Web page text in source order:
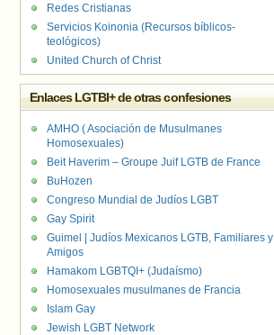
Redes Cristianas
Servicios Koinonia (Recursos bíblicos-
teológicos)
United Church of Christ
Enlaces LGTBI+ de otras confesiones
AMHO ( Asociación de Musulmanes
Homosexuales)
Beit Haverim – Groupe Juif LGTB de France
BuHozen
Congreso Mundial de Judíos LGBT
Gay Spirit
Guimel | Judíos Mexicanos LGTB, Familiares y
Amigos
Hamakom LGBTQI+ (Judaísmo)
Homosexuales musulmanes de Francia
Islam Gay
Jewish LGBT Network